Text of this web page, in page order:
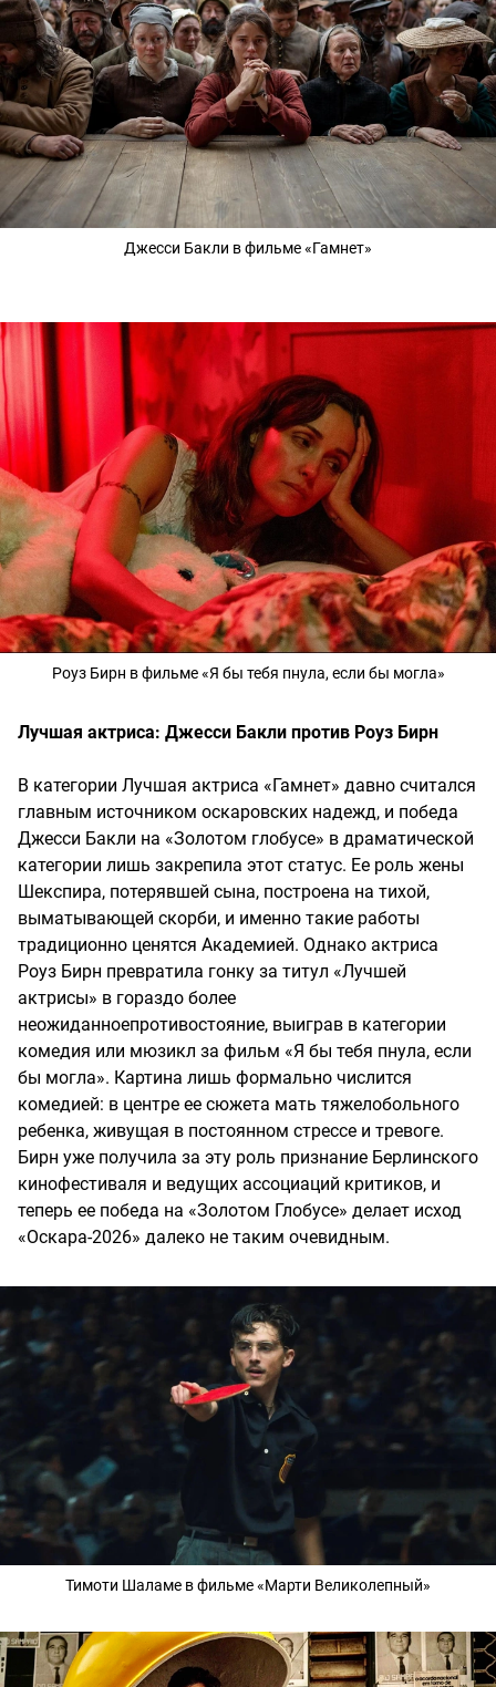
Джесси Бакли в фильме «Гамнет»
Роуз Бирн в фильме «Я бы тебя пнула, если бы могла»
Лучшая актриса: Джесси Бакли против Роуз Бирн
В категории Лучшая актриса «Гамнет» давно считался
главным источником оскаровских надежд, и победа
Джесси Бакли на «Золотом глобусе» в драматической
категории лишь закрепила этот статус. Ее роль жены
Шекспира, потерявшей сына, построена на тихой,
выматывающей скорби, и именно такие работы
традиционно ценятся Академией. Однако актриса
Роуз Бирн превратила гонку за титул «Лучшей
актрисы» в гораздо более
неожиданноепротивостояние, выиграв в категории
комедия или мюзикл за фильм «Я бы тебя пнула, если
бы могла». Картина лишь формально числится
комедией: в центре ее сюжета мать тяжелобольного
ребенка, живущая в постоянном стрессе и тревоге.
Бирн уже получила за эту роль признание Берлинского
кинофестиваля и ведущих ассоциаций критиков, и
теперь ее победа на «Золотом Глобусе» делает исход
«Оскара-2026» далеко не таким очевидным.
Тимоти Шаламе в фильме «Марти Великолепный»